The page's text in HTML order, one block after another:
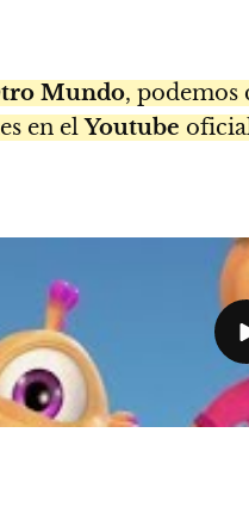
Mundo, podemos
en elYoutube